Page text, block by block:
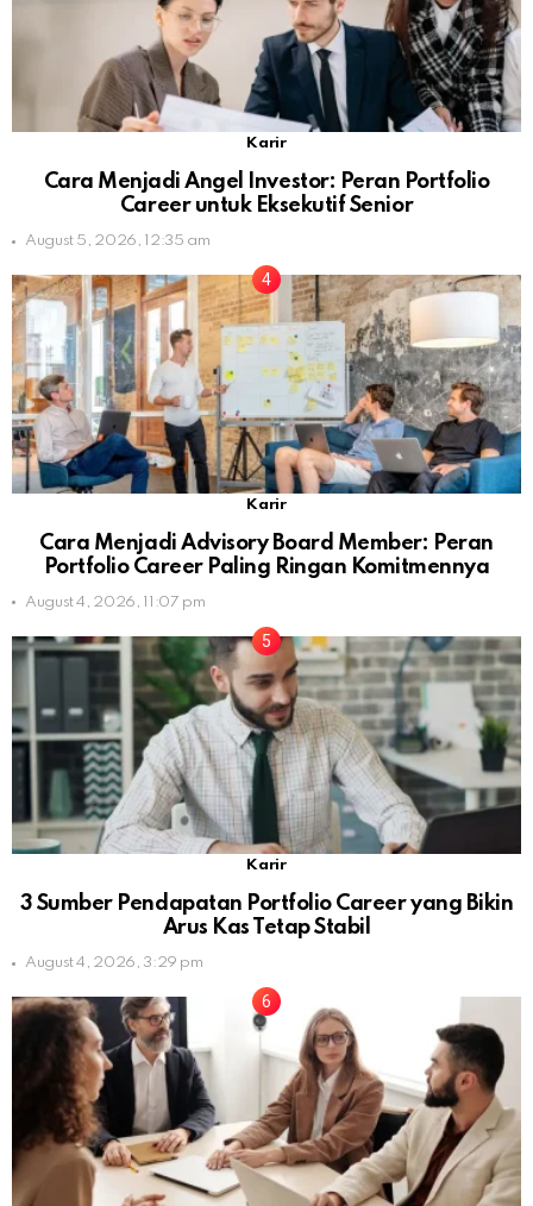
Karir
Cara Menjadi Angel Investor: Peran Portfolio
Career untuk Eksekutif Senior
August 5, 2026, 12:35 am
Karir
Cara Menjadi Advisory Board Member: Peran
Portfolio Career Paling Ringan Komitmennya
August 4, 2026, 11:07 pm
Karir
3 Sumber Pendapatan Portfolio Career yang Bikin
Arus Kas Tetap Stabil
August 4, 2026, 3:29 pm